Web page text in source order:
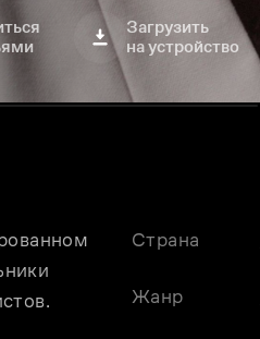
Загрузить
на устройство
Страна
Жанр